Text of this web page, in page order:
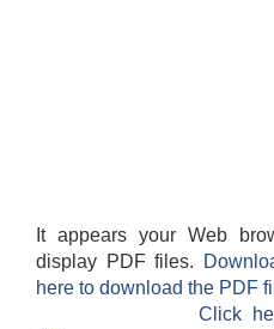
It appears your Web
display PDF files.
here to download the PDF
Click